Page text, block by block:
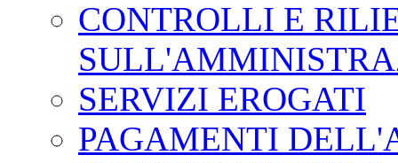
CONTROLLI E
SERVIZI EROGATI
PAGAMENTI